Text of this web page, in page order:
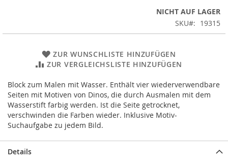
NICHT AUF LAGER
SKU
19315
ZUR WUNSCHLISTE HINZUFÜGEN
ZUR VERGLEICHSLISTE HINZUFÜGEN
Block zum Malen mit Wasser. Enthält vier wiederverwendbare
Seiten mit Motiven von Dinos, die durch Ausmalen mit dem
Wasserstift farbig werden. Ist die Seite getrocknet,
verschwinden die Farben wieder. Inklusive Motiv-
Suchaufgabe zu jedem Bild.
Details